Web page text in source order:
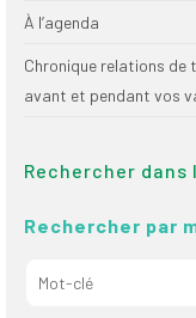
À l’agenda
Chronique relations de
avant et pendant vos
Rechercher
Rechercher par